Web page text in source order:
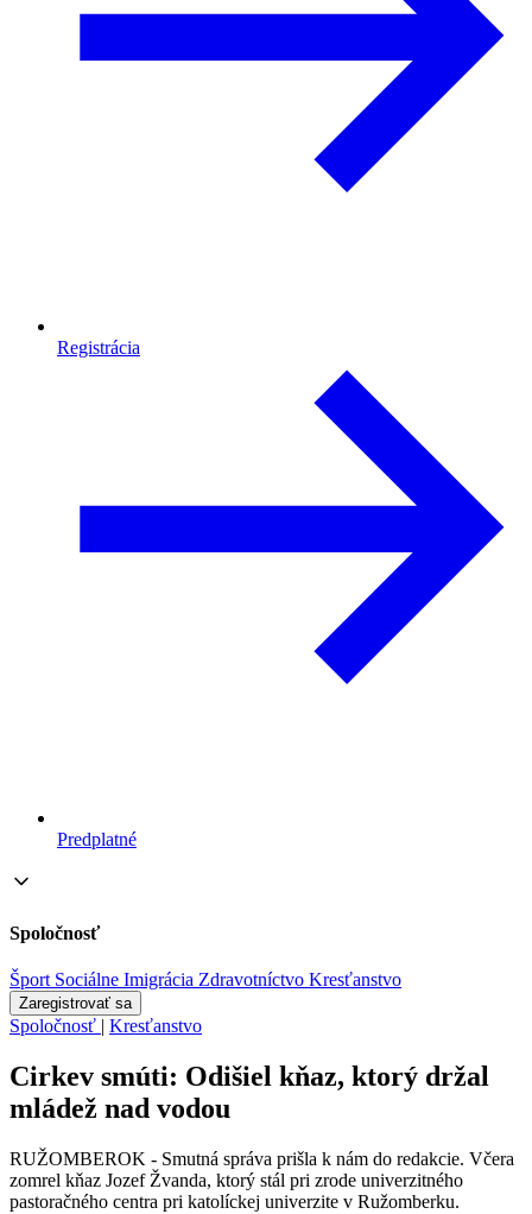
Registrácia
Predplatné
Spoločnosť
Šport Sociálne Imigrácia Zdravotníctvo Kresťanstvo
Zaregistrovať sa
Spoločnosť | Kresťanstvo
Cirkev smúti: Odišiel kňaz, ktorý držal
mládež nad vodou
RUŽOMBEROK - Smutná správa prišla k nám do redakcie. Včera
zomrel kňaz Jozef Žvanda, ktorý stál pri zrode univerzitného
pastoračného centra pri katolíckej univerzite v Ružomberku.